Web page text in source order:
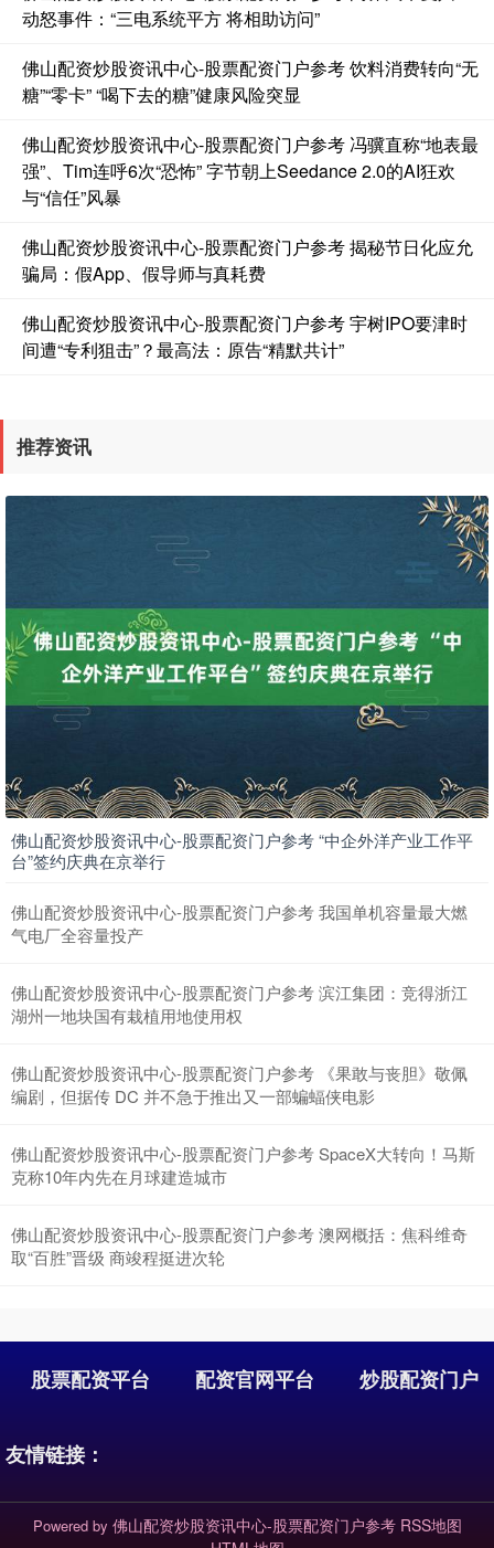
基金指数 7227.48 -3.95
国债指数 229.60 +0.01 0.00%
期指IC0 7704.00 -27.00 -0.35%
深证成指 14070.78 -73.43 -0.52%
沪深300 4637.89 -20.27 -0.44%
北证50
动怒事件：“三电系统平方 将相助访问”
佛山配资炒股资讯中心-股票配资门户参考 饮料消费转向“无
糖”“零卡” “喝下去的糖”健康风险突显
佛山配资炒股资讯中心-股票配资门户参考 冯骥直称“地表最
强”、Tim连呼6次“恐怖” 字节朝上Seedance 2.0的AI狂欢
与“信任”风暴
佛山配资炒股资讯中心-股票配资门户参考 揭秘节日化应允
骗局：假App、假导师与真耗费
佛山配资炒股资讯中心-股票配资门户参考 宇树IPO要津时
间遭“专利狙击”？最高法：原告“精默共计”
推荐资讯
佛山配资炒股资讯中心-股票配资门户参考 “中企外洋产业工作平
台”签约庆典在京举行
佛山配资炒股资讯中心-股票配资门户参考 我国单机容量最大燃
气电厂全容量投产
佛山配资炒股资讯中心-股票配资门户参考 滨江集团：竞得浙江
湖州一地块国有栽植用地使用权
佛山配资炒股资讯中心-股票配资门户参考 《果敢与丧胆》敬佩
编剧，但据传 DC 并不急于推出又一部蝙蝠侠电影
佛山配资炒股资讯中心-股票配资门户参考 SpaceX大转向！马斯
克称10年内先在月球建造城市
佛山配资炒股资讯中心-股票配资门户参考 澳网概括：焦科维奇
取“百胜”晋级 商竣程挺进次轮
股票配资平台 配资官网平台 炒股配资门户
友情链接：
Powered by 佛山配资炒股资讯中心-股票配资门户参考 RSS地图